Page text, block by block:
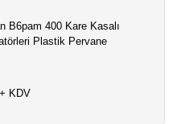
B6pam 400 Kare Kasalı
Plastik Pervane
KDV